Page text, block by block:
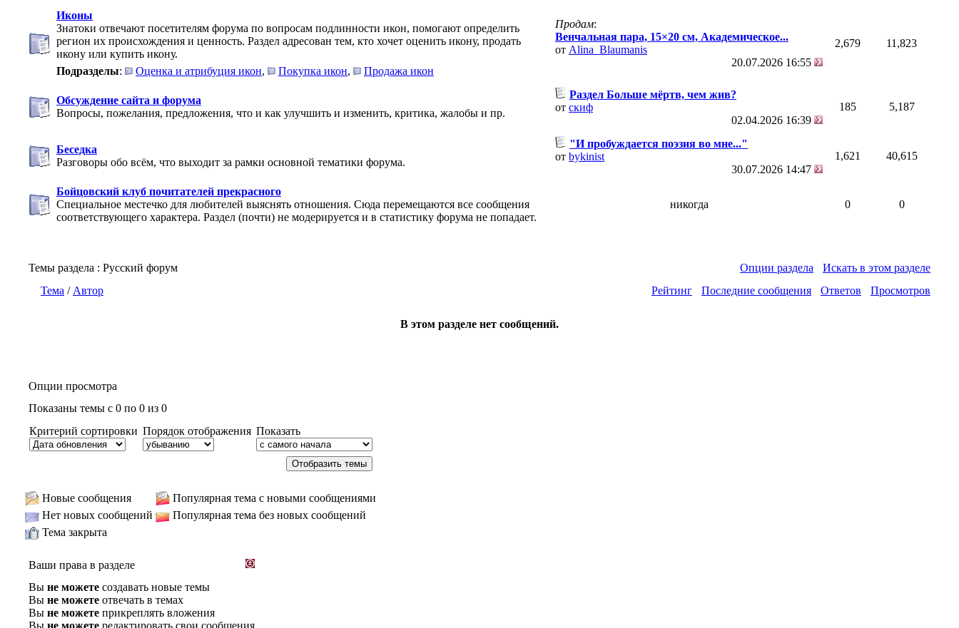
Иконы
Знатоки отвечают посетителям форума по вопросам подлинности икон, помогают определить
регион их происхождения и ценность. Раздел адресован тем, кто хочет оценить икону, продать
икону или купить икону.
Подразделы: Оценка и атрибуция икон, Покупка икон, Продажа икон
Продам:
Венчальная пара, 15×20 см, Академическое...
от Alina_Blaumanis
20.07.2026 16:55
2,679 11,823
Обсуждение сайта и форума
Вопросы, пожелания, предложения, что и как улучшить и изменить, критика, жалобы и пр.
Раздел Больше мёртв, чем жив?
от скиф
02.04.2026 16:39
185 5,187
Беседка
Разговоры обо всём, что выходит за рамки основной тематики форума.
"И пробуждается поэзия во мне..."
от bykinist
30.07.2026 14:47
1,621 40,615
Бойцовский клуб почитателей прекрасного
Специальное местечко для любителей выяснять отношения. Сюда перемещаются все сообщения
соответствующего характера. Раздел (почти) не модерируется и в статистику форума не попадает.
никогда 0 0
Темы раздела : Русский форум Опции раздела
Искать в этом разделе
Рейтинг
Тема / Автор Последние сообщения Ответов Просмотров
В этом разделе нет сообщений.
Опции просмотра
Показаны темы с 0 по 0 из 0
Критерий сортировки Порядок отображения Показать
Новые сообщения
Популярная тема с новыми сообщениями
Нет новых сообщений
Популярная тема без новых сообщений
Тема закрыта
Ваши права в разделе
Вы не можете создавать новые темы
Вы не можете отвечать в темах
Вы не можете прикреплять вложения
Вы не можете редактировать свои сообщения